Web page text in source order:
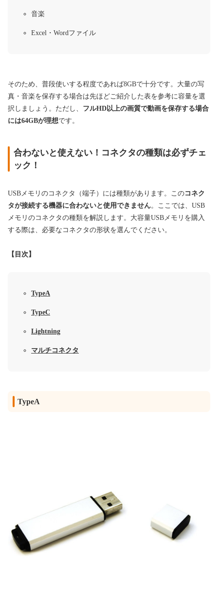
音楽
Excel・Wordファイル
そのため、普段使いする程度であれば8GBで十分です。大量の写
真・音楽を保存する場合は先ほどご紹介した表を参考に容量を選
択しましょう。ただし、 フルHD以上の画質で動画を保存する場合
には64GBが理想です。
合わないと使えない！コネクタの種類は必ずチェ
ック！
USBメモリのコネクタ（端子）には種類があります。このコネク
タが接続する機器に合わないと使用できません。ここでは、USB
メモリのコネクタの種類を解説します。大容量USBメモリを購入
する際は、必要なコネクタの形状を選んでください。
【目次】
TypeA
TypeC
Lightning
マルチコネクタ
TypeA